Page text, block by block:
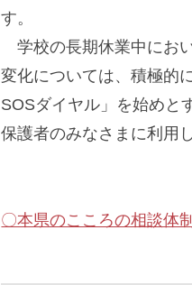
す。
学校の長期休業中にお
変化については、積極的
SOSダイヤル」を始めと
保護者のみなさまに利用
〇本県のこころの相談体制